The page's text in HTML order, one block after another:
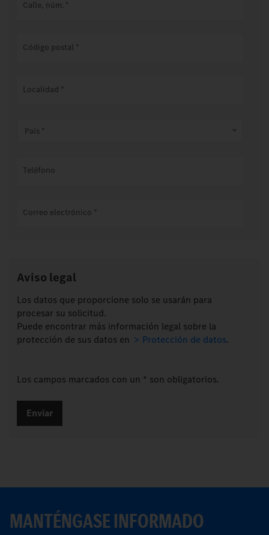
Calle, núm. *
Código postal *
Localidad *
País *
Teléfono
Correo electrónico *
Aviso legal
Los datos que proporcione solo se usarán para
procesar su solicitud.
Puede encontrar más información legal sobre la
protección de sus datos en
Protección de datos.
Los campos marcados con un * son obligatorios.
MANTÉNGASE INFORMADO